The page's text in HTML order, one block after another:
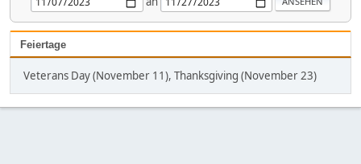
Feiertage
Veterans Day (November 11), Thanksgiving (November 23)